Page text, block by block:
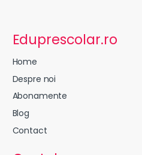
Eduprescolar.ro
Home
Despre noi
Abonamente
Blog
Contact